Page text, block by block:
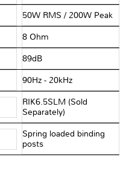
50W RMS / 200W Peak
8 Ohm
89dB
90Hz - 20kHz
RIK6.5SLM (Sold
Separately)
Spring loaded binding
posts